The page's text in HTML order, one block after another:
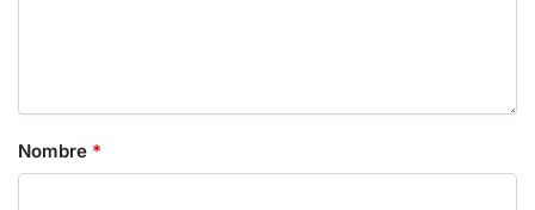
Nombre *